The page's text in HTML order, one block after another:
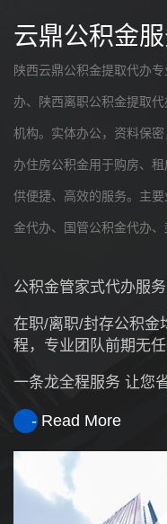
云鼎公积金
陕西云鼎公积金提取代办专
办、 陕西离职公积金提取代
机构。实体办公，资料保
办住房公积金用于购房、
供便捷、高效的服务。 主
金代办、国管公积金代办、
公积金管家式代办服务
在职/离职/封存公积金
程，专业团队前期无
一条龙全程服务 让您
- Read More